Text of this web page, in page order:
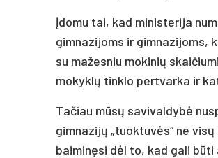
Įdomu tai, kad ministerija
gimnazijoms ir gimnazijoms,
su mažesniu mokinių
mokyklų tinklo pertvarka ir
Tačiau mūsų savivaldybė
gimnazijų „tuoktuvės“ ne
baiminęsi dėl to, kad gali